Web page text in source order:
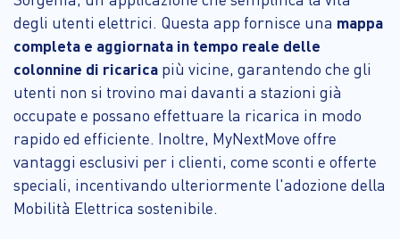
degli utenti elettrici. Questa app fornisce una mappa
completa e aggiornata in tempo reale delle
colonnine di ricarica più vicine, garantendo che gli
utenti non si trovino mai davanti a stazioni già
occupate e possano effettuare la ricarica in modo
rapido ed efficiente. Inoltre, MyNextMove offre
vantaggi esclusivi per i clienti, come sconti e offerte
speciali, incentivando ulteriormente l'adozione della
Mobilità Elettrica sostenibile.